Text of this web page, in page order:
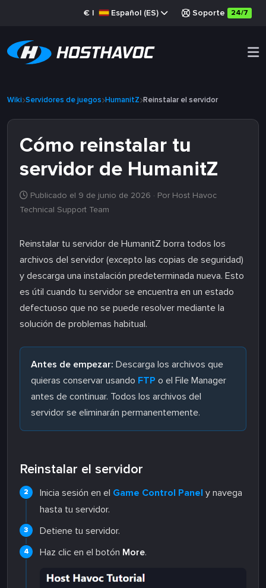
€ | Español (ES) Soporte 24/7
Wiki Servidores de juegos HumanitZ Reinstalar el servidor
Cómo reinstalar tu
servidor de HumanitZ
Publicado el 9 de junio de 2026 · Por Host Havoc
Technical Support Team
Reinstalar tu servidor de HumanitZ borra todos los
archivos del servidor (excepto las copias de seguridad)
y descarga una instalación predeterminada nueva. Esto
es útil cuando tu servidor se encuentra en un estado
defectuoso que no se puede resolver mediante la
solución de problemas habitual.
Antes de empezar: Descarga los archivos que
quieras conservar usando FTP o el File Manager
antes de continuar. Todos los archivos del
servidor se eliminarán permanentemente.
Reinstalar el servidor
Inicia sesión en el Game Control Panel y navega
hasta tu servidor.
Detiene tu servidor.
Haz clic en el botón More.